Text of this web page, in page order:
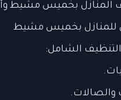
بخميس مشيط وأبها.
بخميس مشيط
الشامل: